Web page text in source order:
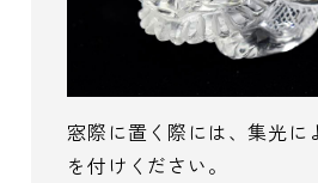
窓際に置く際には、集光に
を付けください。